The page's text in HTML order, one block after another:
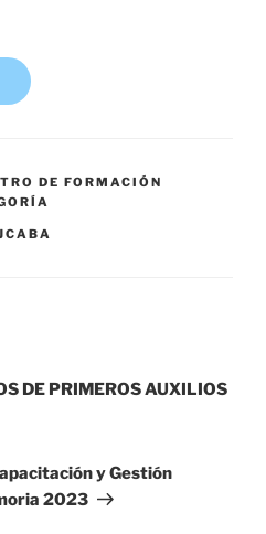
DE FORMACIÓN
DE PRIMEROS AUXILIOS
y Gestión
2023